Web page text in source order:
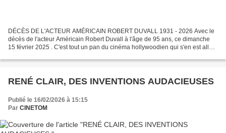
DÉCÈS DE L'ACTEUR AMÉRICAIN ROBERT DUVALL 1931 - 2026 Avec le
décès de l'acteur Américain Robert Duvall à l'âge de 95 ans, ce dimanche
15 février 2025 . C'est tout un pan du cinéma hollywoodien qui s'en est allé.
RENÉ CLAIR, DES INVENTIONS AUDACIEUSES
Publié le 16/02/2026 à 15:15
Par CINETOM